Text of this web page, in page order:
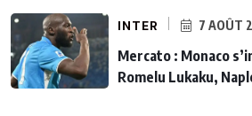
INTER 7 AOÛT
Mercato : Monaco
Romelu Lukaku,